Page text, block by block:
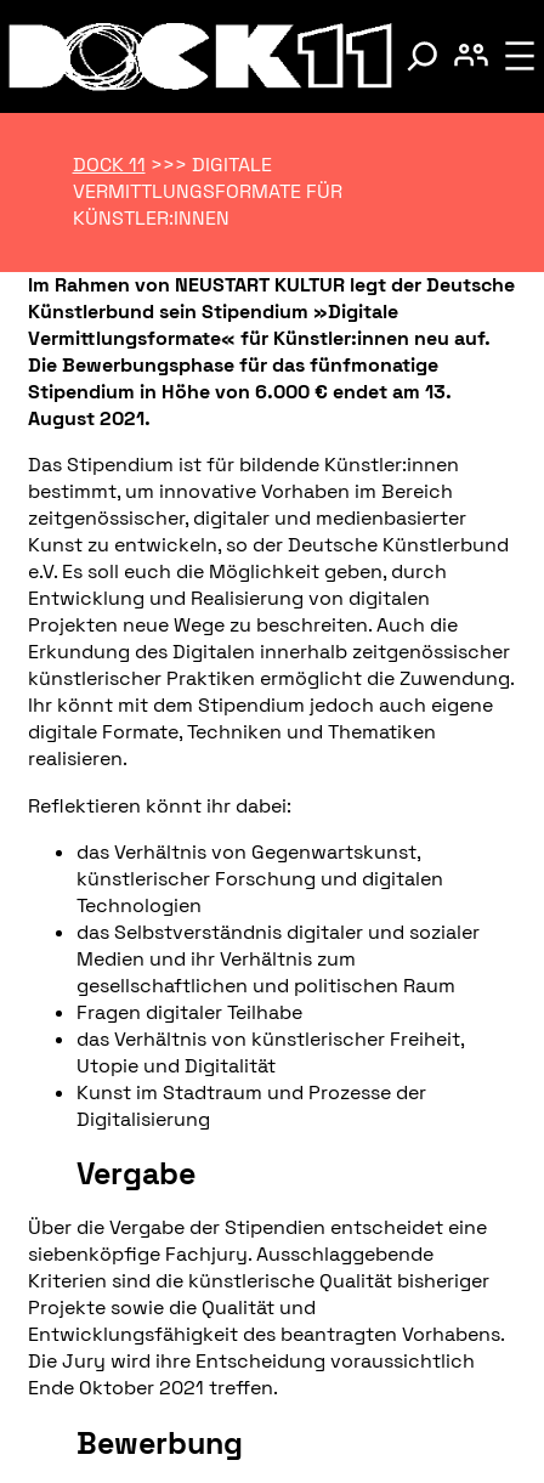
DOCK 11 >>> DIGITALE
VERMITTLUNGSFORMATE FÜR
KÜNSTLER:INNEN
Im Rahmen von NEUSTART KULTUR legt der Deutsche
Künstlerbund sein Stipendium »Digitale
Vermittlungsformate« für Künstler:innen neu auf.
Die Bewerbungsphase für das fünfmonatige
Stipendium in Höhe von 6.000 € endet am 13.
August 2021.
Das Stipendium ist für bildende Künstler:innen
bestimmt, um innovative Vorhaben im Bereich
zeitgenössischer, digitaler und medienbasierter
Kunst zu entwickeln, so der Deutsche Künstlerbund
e.V. Es soll euch die Möglichkeit geben, durch
Entwicklung und Realisierung von digitalen
Projekten neue Wege zu beschreiten. Auch die
Erkundung des Digitalen innerhalb zeitgenössischer
künstlerischer Praktiken ermöglicht die Zuwendung.
Ihr könnt mit dem Stipendium jedoch auch eigene
digitale Formate, Techniken und Thematiken
realisieren.
Reflektieren könnt ihr dabei:
das Verhältnis von Gegenwartskunst,
künstlerischer Forschung und digitalen
Technologien
das Selbstverständnis digitaler und sozialer
Medien und ihr Verhältnis zum
gesellschaftlichen und politischen Raum
Fragen digitaler Teilhabe
das Verhältnis von künstlerischer Freiheit,
Utopie und Digitalität
Kunst im Stadtraum und Prozesse der
Digitalisierung
Vergabe
Über die Vergabe der Stipendien entscheidet eine
siebenköpfige Fachjury. Ausschlaggebende
Kriterien sind die künstlerische Qualität bisheriger
Projekte sowie die Qualität und
Entwicklungsfähigkeit des beantragten Vorhabens.
Die Jury wird ihre Entscheidung voraussichtlich
Ende Oktober 2021 treffen.
Bewerbung